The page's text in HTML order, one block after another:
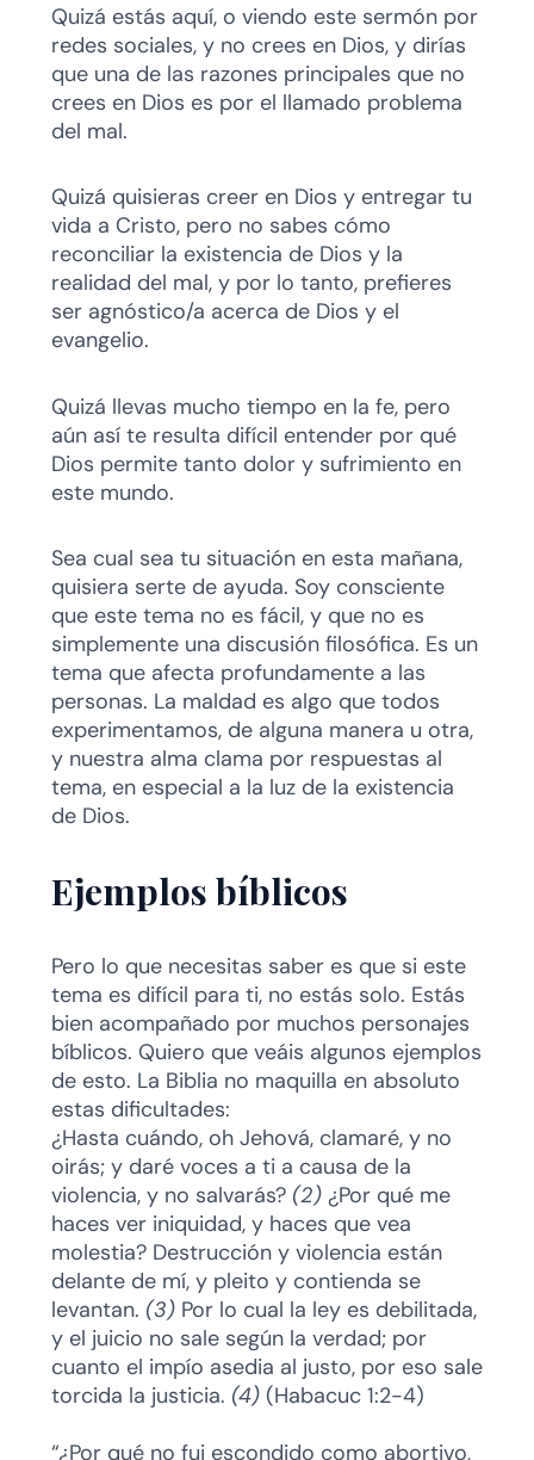
Quizá estás aquí, o viendo este sermón por
redes sociales, y no crees en Dios, y dirías
que una de las razones principales que no
crees en Dios es por el llamado problema
del mal.
Quizá quisieras creer en Dios y entregar tu
vida a Cristo, pero no sabes cómo
reconciliar la existencia de Dios y la
realidad del mal, y por lo tanto, prefieres
ser agnóstico/a acerca de Dios y el
evangelio.
Quizá llevas mucho tiempo en la fe, pero
aún así te resulta difícil entender por qué
Dios permite tanto dolor y sufrimiento en
este mundo.
Sea cual sea tu situación en esta mañana,
quisiera serte de ayuda. Soy consciente
que este tema no es fácil, y que no es
simplemente una discusión filosófica. Es un
tema que afecta profundamente a las
personas. La maldad es algo que todos
experimentamos, de alguna manera u otra,
y nuestra alma clama por respuestas al
tema, en especial a la luz de la existencia
de Dios.
Ejemplos bíblicos
Pero lo que necesitas saber es que si este
tema es difícil para ti, no estás solo. Estás
bien acompañado por muchos personajes
bíblicos. Quiero que veáis algunos ejemplos
de esto. La Biblia no maquilla en absoluto
estas dificultades:
¿Hasta cuándo, oh Jehová, clamaré, y no
oirás; y daré voces a ti a causa de la
violencia, y no salvarás? (2)¿Por qué me
haces ver iniquidad, y haces que vea
molestia? Destrucción y violencia están
delante de mí, y pleito y contienda se
levantan. (3)Por lo cual la ley es debilitada,
y el juicio no sale según la verdad; por
cuanto el impío asedia al justo, por eso sale
torcida la justicia. (4)(Habacuc 1:2-4)
“¿Por qué no fui escondido como abortivo,